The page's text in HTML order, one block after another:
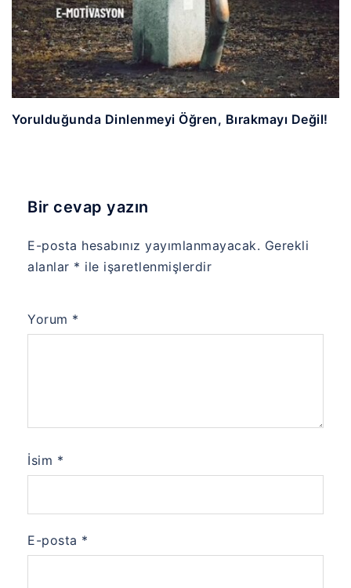
Yorulduğunda Dinlenmeyi Öğren, Bırakmayı Değil!
Bir cevap yazın
E-posta hesabınız yayımlanmayacak. Gerekli
alanlar * ile işaretlenmişlerdir
Yorum *
İsim *
E-posta *